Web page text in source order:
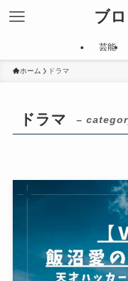
ブ
芸能
ホーム ドラマ
ドラマ –